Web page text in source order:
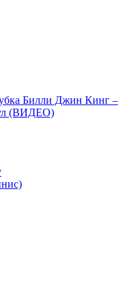
Билли Джин Кинг –
(ВИДЕО)